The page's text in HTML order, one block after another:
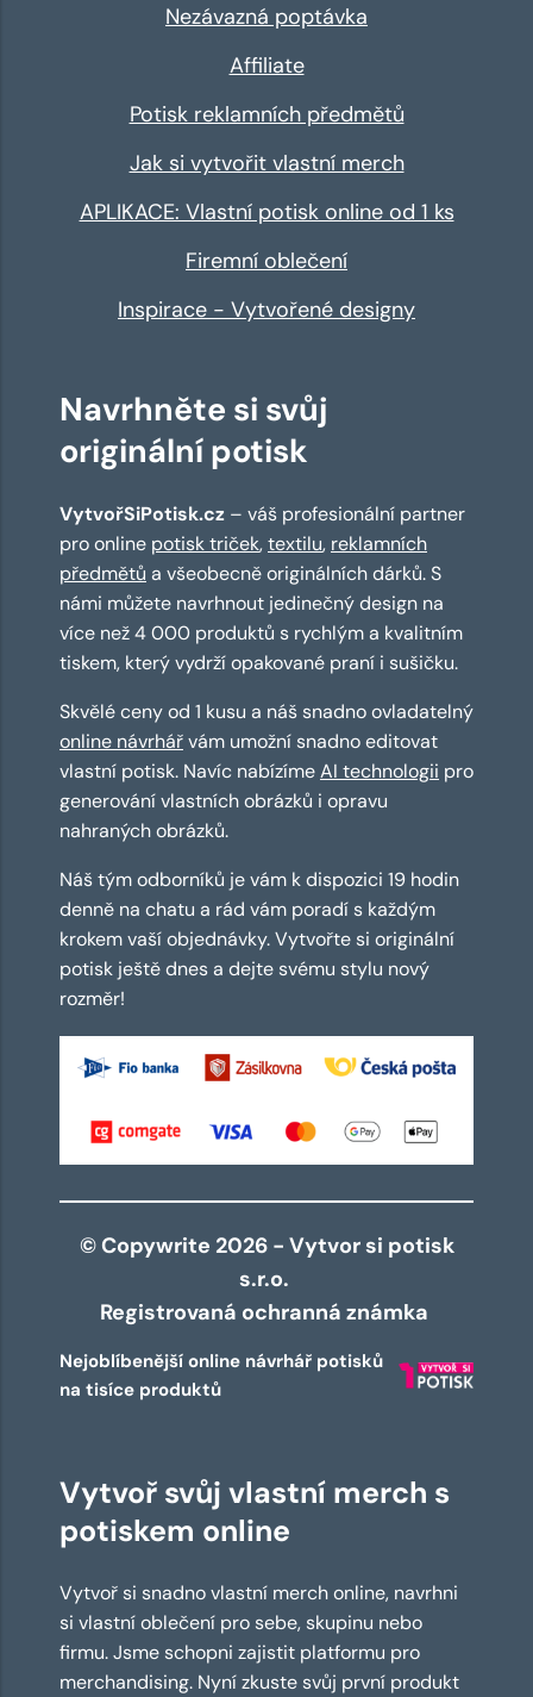
Nezávazná poptávka
Affiliate
Potisk reklamních předmětů
Jak si vytvořit vlastní merch
APLIKACE: Vlastní potisk online od 1 ks
Firemní oblečení
Inspirace - Vytvořené designy
Navrhněte si svůj
originální potisk
VytvořSiPotisk.cz – váš profesionální partner
pro online potisk triček,textilu, reklamních
předmětů a všeobecně originálních dárků. S
námi můžete navrhnout jedinečný design na
více než 4 000 produktů s rychlým a kvalitním
tiskem, který vydrží opakované praní i sušičku.
Skvělé ceny od 1 kusu a náš snadno ovladatelný
online návrhářvám umožní snadno editovat
vlastní potisk. Navíc nabízímeAI technologii pro
generování vlastních obrázků i opravu
nahraných obrázků.
Náš tým odborníků je vám k dispozici 19 hodin
denně na chatu a rád vám poradí s každým
krokem vaší objednávky. Vytvořte si originální
potisk ještě dnes a dejte svému stylu nový
rozměr!
© Copywrite 2026 - Vytvor si potisk
s.r.o.
Registrovaná ochranná známka
Nejoblíbenější online návrhář potisků
na tisíce produktů
Vytvoř svůj vlastní merch s
potiskem online
Vytvoř si snadno vlastní merch online, navrhni
si vlastní oblečení pro sebe, skupinu nebo
firmu. Jsme schopni zajistit platformu pro
merchandising. Nyní zkuste svůj první produkt